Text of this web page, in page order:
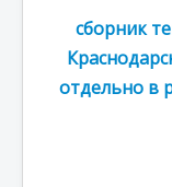
сборник
отдельно в